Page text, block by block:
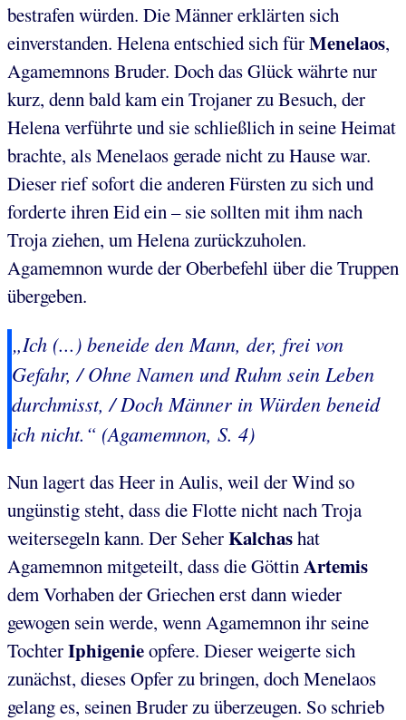
bestrafen würden. Die Männer erklärten sich
einverstanden. Helena entschied sich fürMenelaos,
Agamemnons Bruder. Doch das Glück währte nur
kurz, denn bald kam ein Trojaner zu Besuch, der
Helena verführte und sie schließlich in seine Heimat
brachte, als Menelaos gerade nicht zu Hause war.
Dieser rief sofort die anderen Fürsten zu sich und
forderte ihren Eid ein – sie sollten mit ihm nach
Troja ziehen, um Helena zurückzuholen.
Agamemnon wurde der Oberbefehl über die Truppen
übergeben.
„Ich (...) beneide den Mann, der, frei von
Gefahr, / Ohne Namen und Ruhm sein Leben
durchmisst, / Doch Männer in Würden beneid
ich nicht.“ (Agamemnon, S. 4)
Nun lagert das Heer in Aulis, weil der Wind so
ungünstig steht, dass die Flotte nicht nach Troja
weitersegeln kann. Der SeherKalchashat
Agamemnon mitgeteilt, dass die Göttin Artemis
dem Vorhaben der Griechen erst dann wieder
gewogen sein werde, wenn Agamemnon ihr seine
TochterIphigenieopfere. Dieser weigerte sich
zunächst, dieses Opfer zu bringen, doch Menelaos
gelang es, seinen Bruder zu überzeugen. So schrieb